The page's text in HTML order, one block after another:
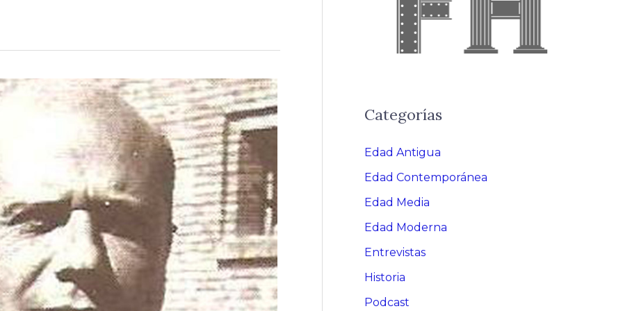
Categorías
Edad Antigua
Edad Contemporánea
Edad Media
Edad Moderna
Entrevistas
Historia
Podcast